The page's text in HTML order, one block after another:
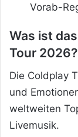
Vorab-
Was ist
Tour 2026?
Die Coldplay
und
weltweiten
Livemusik.